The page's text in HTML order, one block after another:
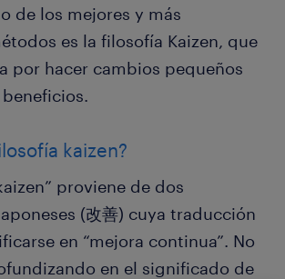
de los mejores y más
es la filosofía Kaizen, que
por hacer cambios pequeños
kaizen?
proviene de dos
(改善) cuya traducción
en “mejora continua”. No
en el significado de